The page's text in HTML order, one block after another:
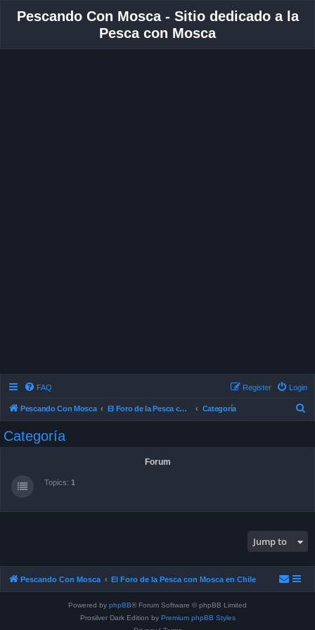
Pescando Con Mosca - Sitio dedicado a la
Pesca con Mosca
FAQ Login
Register
Pescando Con Mosca El Foro de la Pesca con Mosca en Chile Categoría
Categoría
Forum
Topics: 1
Jump to
Pescando Con Mosca El Foro de la Pesca con Mosca en Chile
Powered by phpBB® Forum Software © phpBB Limited
Prosilver Dark Edition by Premium phpBB Styles